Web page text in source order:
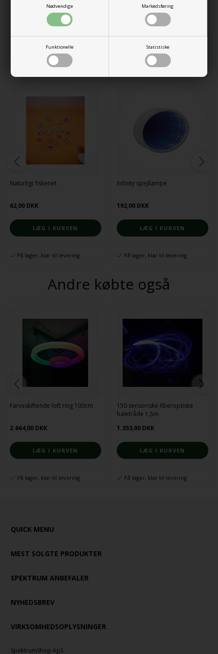
Nødvendige Markedsføring
Funktionelle Statistiske
Materiale: plastik
255000000662
Alternative produkter
Naturligt fiskenet
62,00 DKK
På lager, klar til levering
Infinity spejllampe
192,00 DKK
På lager, klar til levering
Andre købte også
Farveskiftende loft ring 100cm
2.664,00 DKK
På lager, klar til levering
150 sensoriske fiberoptiske
haletråde 1,5m
1.353,00 DKK
På lager, klar til levering
QUICK MENU
MEST SOLGTE PRODUKTER
SPEKTRUM ANBEFALER
NYHEDSBREV
VIRKSOMHEDSOPLYSNINGER
SpektrumShop ApS